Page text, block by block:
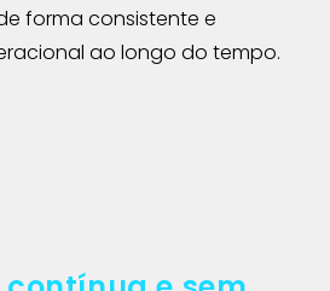
forma consistente e
ao longo do tempo.